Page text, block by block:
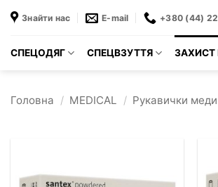
Знайти нас E-mail +380 (44)
СПЕЦОДЯГ СПЕЦВЗУТТЯ ЗАХИСТ
Головна / MEDICAL / Рукавички